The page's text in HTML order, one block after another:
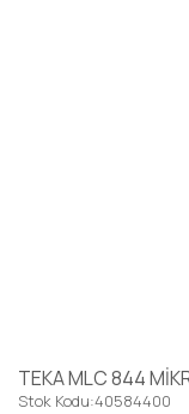
TEKA MLC 844
Stok Kodu:40584400